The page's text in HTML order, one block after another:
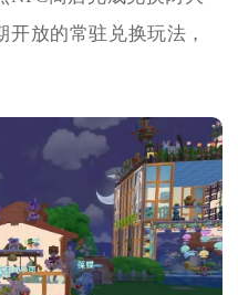
放的常驻兑换玩法，